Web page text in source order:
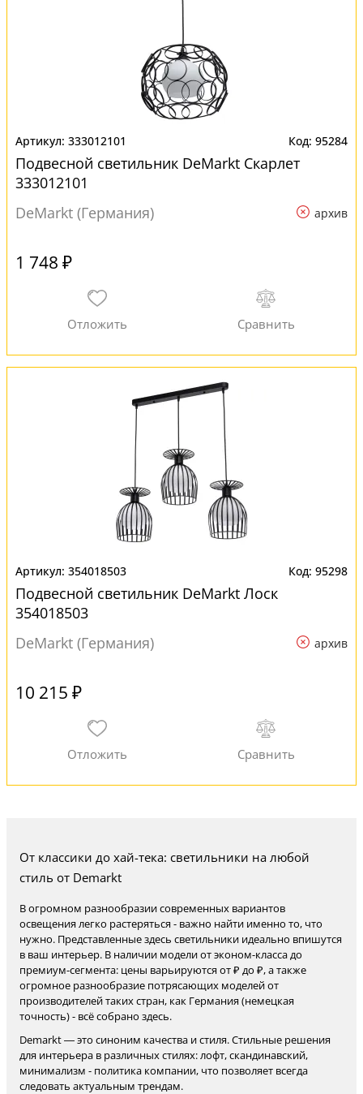
333012101 95284
Подвесной светильник DeMarkt Скарлет
333012101
DeMarkt (Германия)
архив
1 748 ₽
354018503 95298
Подвесной светильник DeMarkt Лоск
354018503
DeMarkt (Германия)
архив
10 215 ₽
От классики до хай-тека: светильники на любой
стиль от Demarkt
В огромном разнообразии современных вариантов
освещения легко растеряться - важно найти именно то, что
нужно. Представленные здесь светильники идеально впишутся
в ваш интерьер. В наличии модели от эконом-класса до
премиум-сегмента: цены варьируются от ₽ до ₽, а также
огромное разнообразие потрясающих моделей от
производителей таких стран, как Германия (немецкая
точность) - всё собрано здесь.
Demarkt — это синоним качества и стиля. Стильные решения
для интерьера в различных стилях: лофт, скандинавский,
минимализм - политика компании, что позволяет всегда
следовать актуальным трендам.